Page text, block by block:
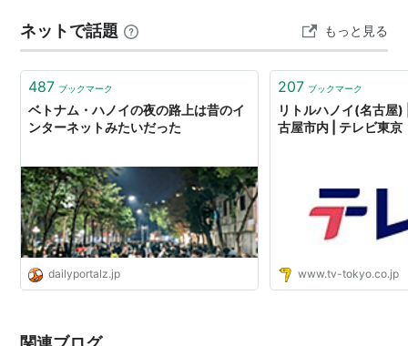
認識：凶悪犯罪は少ないが、軽犯罪は多い ベトナムは東
南アジアの中でも比較的治安が安定している国とされ、
観光客が凶悪犯罪に巻き込まれ…
ネットで話題 もっと見る
487 ブックマーク
ベトナム・ハノイの夜の路上は昔のイ
ンターネットみたいだった
dailyportalz.jp
207 ブックマーク
リトルハノイ(名古屋)
古屋市内 | テレビ東
www.tv-tokyo.co.jp